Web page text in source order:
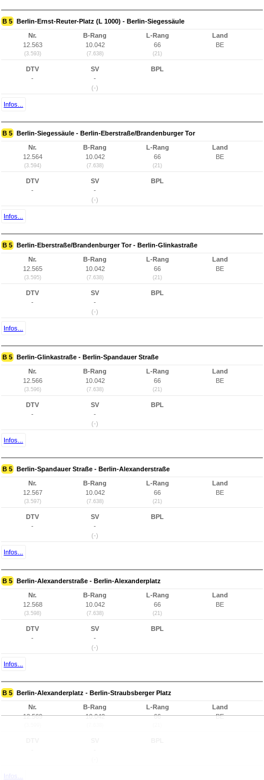
B 5 Berlin-Ernst-Reuter-Platz (L 1000) - Berlin-Siegessäule
Nr.
12.563
(3.593)
B-Rang
10.042
(7.638)
L-Rang
66
(21)
Land
BE
DTV
-
SV
-
(-)
BPL
Infos...
B 5 Berlin-Siegessäule - Berlin-Eberstraße/Brandenburger Tor
Nr.
12.564
(3.594)
B-Rang
10.042
(7.638)
L-Rang
66
(21)
Land
BE
DTV
-
SV
-
(-)
BPL
Infos...
B 5 Berlin-Eberstraße/Brandenburger Tor - Berlin-Glinkastraße
Nr.
12.565
(3.595)
B-Rang
10.042
(7.638)
L-Rang
66
(21)
Land
BE
DTV
-
SV
-
(-)
BPL
Infos...
B 5 Berlin-Glinkastraße - Berlin-Spandauer Straße
Nr.
12.566
(3.596)
B-Rang
10.042
(7.638)
L-Rang
66
(21)
Land
BE
DTV
-
SV
-
(-)
BPL
Infos...
B 5 Berlin-Spandauer Straße - Berlin-Alexanderstraße
Nr.
12.567
(3.597)
B-Rang
10.042
(7.638)
L-Rang
66
(21)
Land
BE
DTV
-
SV
-
(-)
BPL
Infos...
B 5 Berlin-Alexanderstraße - Berlin-Alexanderplatz
Nr.
12.568
(3.598)
B-Rang
10.042
(7.638)
L-Rang
66
(21)
Land
BE
DTV
-
SV
-
(-)
BPL
Infos...
B 5 Berlin-Alexanderplatz - Berlin-Straubsberger Platz
Nr.
12.569
B-Rang
10.042
L-Rang
66
Land
BE
Infos...